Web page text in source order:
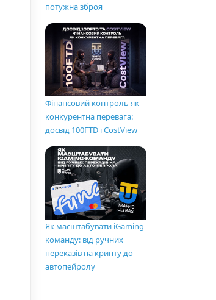
потужна зброя
Фінансовий контроль як
конкурентна перевага:
досвід 100FTD і CostView
Як масштабувати iGaming-
команду: від ручних
переказів на крипту до
автопейролу